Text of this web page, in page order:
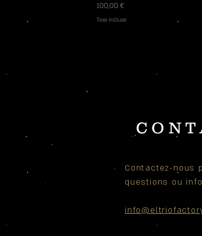
Prix
100,00 €
Taxe Incluse
Contactez-nous
questions ou